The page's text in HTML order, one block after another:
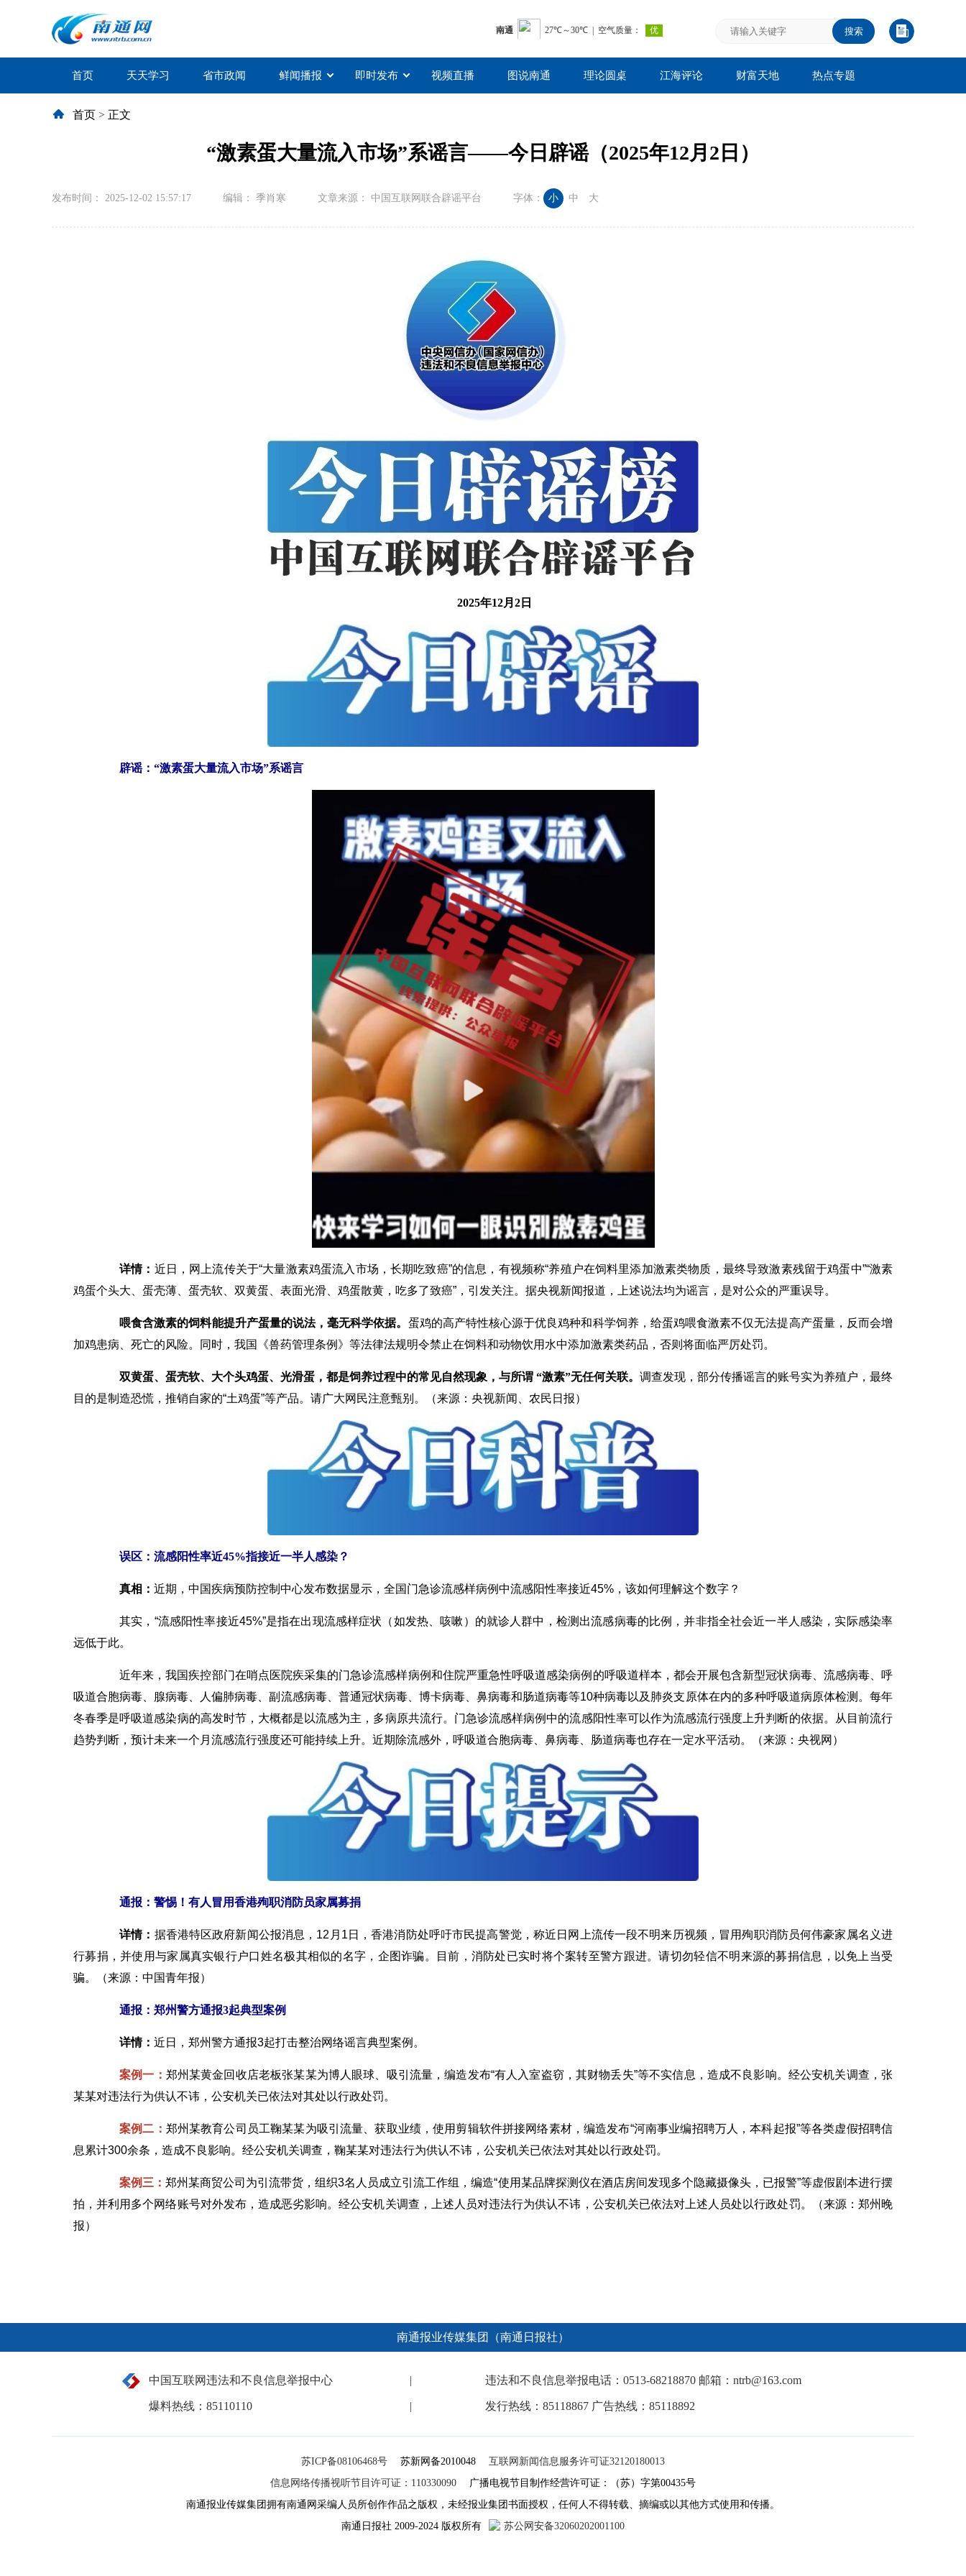
搜索
首页 天天学习 省市政闻 鲜闻播报 即时发布 视频直播 图说南通 理论圆桌 江海评论 财富天地 热点专题
首页 > 正文
“激素蛋大量流入市场”系谣言——今日辟谣（2025年12月2日）
发布时间： 2025-12-02 15:57:17 编辑： 季肖寒 文章来源： 中国互联网联合辟谣平台 字体： 小 中 大
2025年12月2日
辟谣：“激素蛋大量流入市场”系谣言
详情： 近日，网上流传关于“大量激素鸡蛋流入市场，长期吃致癌”的信息，有视频称“养殖户在饲料里添加激素类物质，最终导致激素残留于鸡蛋中”“激素
鸡蛋个头大、蛋壳薄、蛋壳软、双黄蛋、表面光滑、鸡蛋散黄，吃多了致癌”，引发关注。据央视新闻报道，上述说法均为谣言，是对公众的严重误导。
喂食含激素的饲料能提升产蛋量的说法，毫无科学依据。 蛋鸡的高产特性核心源于优良鸡种和科学饲养，给蛋鸡喂食激素不仅无法提高产蛋量，反而会增
加鸡患病、死亡的风险。同时，我国《兽药管理条例》等法律法规明令禁止在饲料和动物饮用水中添加激素类药品，否则将面临严厉处罚。
双黄蛋、蛋壳软、大个头鸡蛋、光滑蛋，都是饲养过程中的常见自然现象，与所谓 “激素”无任何关联。 调查发现，部分传播谣言的账号实为养殖户，最终
目的是制造恐慌，推销自家的“土鸡蛋”等产品。请广大网民注意甄别。（来源：央视新闻、农民日报）
误区：流感阳性率近45%指接近一半人感染？
真相： 近期，中国疾病预防控制中心发布数据显示，全国门急诊流感样病例中流感阳性率接近45%，该如何理解这个数字？
其实，“流感阳性率接近45%”是指在出现流感样症状（如发热、咳嗽）的就诊人群中，检测出流感病毒的比例，并非指全社会近一半人感染，实际感染率
远低于此。
近年来，我国疾控部门在哨点医院疾采集的门急诊流感样病例和住院严重急性呼吸道感染病例的呼吸道样本，都会开展包含新型冠状病毒、流感病毒、呼
吸道合胞病毒、腺病毒、人偏肺病毒、副流感病毒、普通冠状病毒、博卡病毒、鼻病毒和肠道病毒等10种病毒以及肺炎支原体在内的多种呼吸道病原体检测。每年
冬春季是呼吸道感染病的高发时节，大概都是以流感为主，多病原共流行。门急诊流感样病例中的流感阳性率可以作为流感流行强度上升判断的依据。从目前流行
趋势判断，预计未来一个月流感流行强度还可能持续上升。近期除流感外，呼吸道合胞病毒、鼻病毒、肠道病毒也存在一定水平活动。（来源：央视网）
通报：警惕！有人冒用香港殉职消防员家属募捐
详情： 据香港特区政府新闻公报消息，12月1日，香港消防处呼吁市民提高警觉，称近日网上流传一段不明来历视频，冒用殉职消防员何伟豪家属名义进
行募捐，并使用与家属真实银行户口姓名极其相似的名字，企图诈骗。目前，消防处已实时将个案转至警方跟进。请切勿轻信不明来源的募捐信息，以免上当受
骗。（来源：中国青年报）
通报：郑州警方通报3起典型案例
详情： 近日，郑州警方通报3起打击整治网络谣言典型案例。
案例一： 郑州某黄金回收店老板张某某为博人眼球、吸引流量，编造发布“有人入室盗窃，其财物丢失”等不实信息，造成不良影响。经公安机关调查，张
某某对违法行为供认不讳，公安机关已依法对其处以行政处罚。
案例二： 郑州某教育公司员工鞠某某为吸引流量、获取业绩，使用剪辑软件拼接网络素材，编造发布“河南事业编招聘万人，本科起报”等各类虚假招聘信
息累计300余条，造成不良影响。经公安机关调查，鞠某某对违法行为供认不讳，公安机关已依法对其处以行政处罚。
案例三：郑州某商贸公司为引流带货，组织3名人员成立引流工作组，编造“使用某品牌探测仪在酒店房间发现多个隐藏摄像头，已报警”等虚假剧本进行摆
拍，并利用多个网络账号对外发布，造成恶劣影响。经公安机关调查，上述人员对违法行为供认不讳，公安机关已依法对上述人员处以行政处罚。（来源：郑州晚
报）
南通报业传媒集团（南通日报社）
中国互联网违法和不良信息举报中心 | 违法和不良信息举报电话：0513-68218870 邮箱：ntrb@163.com
爆料热线：85110110 | 发行热线：85118867 广告热线：85118892
苏ICP备08106468号 苏新网备2010048 互联网新闻信息服务许可证32120180013
信息网络传播视听节目许可证：110330090
广播电视节目制作经营许可证：（苏）字第00435号
南通报业传媒集团拥有南通网采编人员所创作作品之版权，未经报业集团书面授权，任何人不得转载、摘编或以其他方式使用和传播。
南通日报社 2009-2024 版权所有
苏公网安备32060202001100